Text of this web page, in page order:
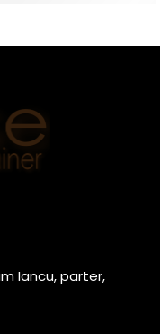
Iancu, parter,